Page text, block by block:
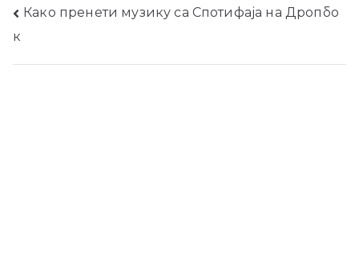
Пост
навигатион
Како пренети музику са Спотифаја на Дропбо
к